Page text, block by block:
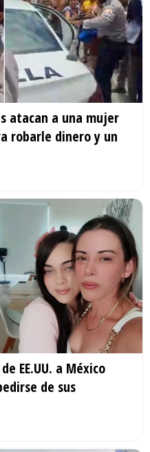
atacan a una mujer
robarle dinero y un
EE.UU. a México
de sus